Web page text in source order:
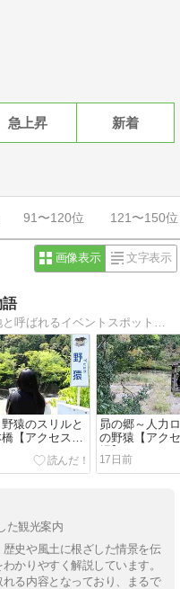
急上昇 新着
91〜120位 121〜150位
画像表示 文字表示
猿のスリルと
【アクセス・
昴の郷～人力
の野猿【アク
17日前
た観光案内
史や風土に根ざした情景を伝
かりやすく解説しています。
る内容となっており、まるで